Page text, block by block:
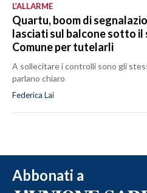
L’ALLARME
Quartu, boom di
lasciati sul balcone sotto il
Comune per tutelarli
A sollecitare i controlli sono gli
parlano chiaro
Federica Lai
Abbonati a